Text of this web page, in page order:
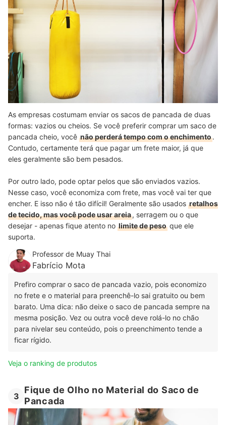
As empresas costumam enviar os sacos de pancada de duas
formas: vazios ou cheios. Se você preferir comprar um saco de
pancada cheio, você não perderá tempo com o enchimento.
Contudo, certamente terá que pagar um frete maior, já que
eles geralmente são bem pesados.
Por outro lado, pode optar pelos que são enviados vazios.
Nesse caso, você economiza com frete, mas você vai ter que
encher. E isso não é tão difícil! Geralmente são usados retalhos
de tecido, mas você pode usar areia, serragem ou o que
desejar - apenas fique atento no limite de peso que ele
suporta.
Professor de Muay Thai
Fabrício Mota
Prefiro comprar o saco de pancada vazio, pois economizo
no frete e o material para preenchê-lo sai gratuito ou bem
barato. Uma dica: não deixe o saco de pancada sempre na
mesma posição. Vez ou outra você deve rolá-lo no chão
para nivelar seu conteúdo, pois o preenchimento tende a
ficar rígido.
Veja o ranking de produtos
3
Fique de Olho no Material do Saco de
Pancada